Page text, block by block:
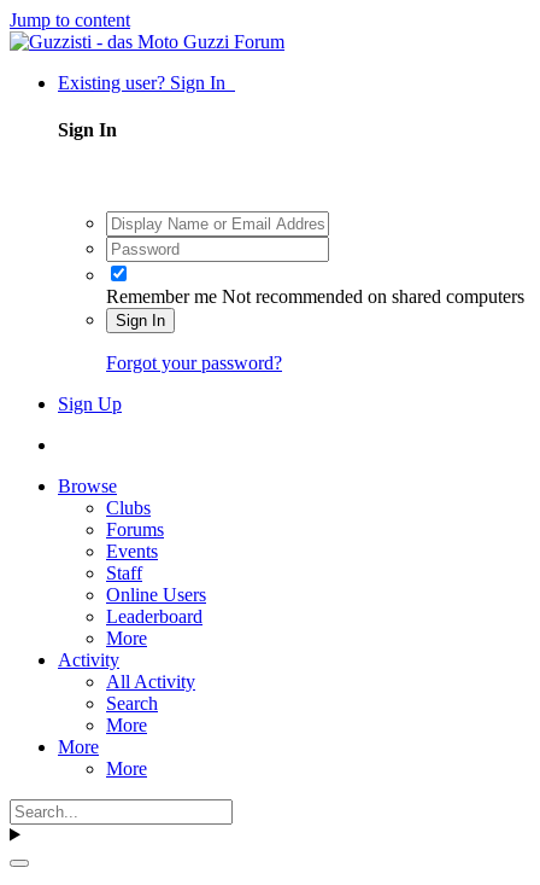
Jump to content
Existing user? Sign In
Sign In
Remember me Not recommended on shared computers
Sign In
Forgot your password?
Sign Up
Browse
Clubs
Forums
Events
Staff
Online Users
Leaderboard
More
Activity
All Activity
Search
More
More
More